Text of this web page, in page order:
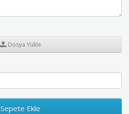
Dosya Yükle
Sepete Ekle